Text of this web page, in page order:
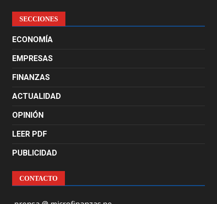
SECCIONES
ECONOMÍA
EMPRESAS
FINANZAS
ACTUALIDAD
OPINIÓN
LEER PDF
PUBLICIDAD
CONTACTO